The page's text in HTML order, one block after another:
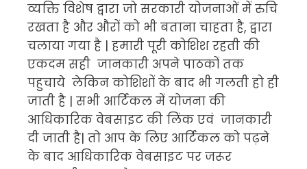
व्यक्ति विशेष द्वारा जो सरकारी योजनाओं में रुचि
रखता है और औरों को भी बताना चाहता है, द्वारा
चलाया गया है | हमारी पूरी कोशिश रहती की
एकदम सही जानकारी अपने पाठकों तक
पहुचाये लेकिन कोशिशों के बाद भी गलती हो ही
जाती है | सभी आर्टिकल में योजना की
आधिकारिक वेबसाइट की लिंक एवं जानकारी
दी जाती है| तो आप के लिए आर्टिकल को पढ़ने
के बाद आधिकारिक वेबसाइट पर जरूर